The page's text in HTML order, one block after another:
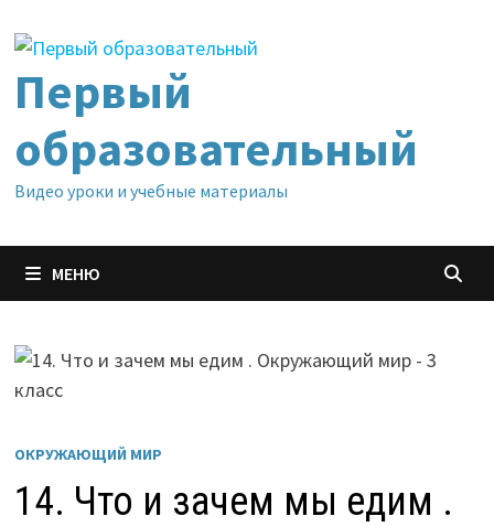
содержимому
Первый
образовательный
Видео уроки и учебные материалы
МЕНЮ
ОКРУЖАЮЩИЙ МИР
14. Что и зачем мы едим .